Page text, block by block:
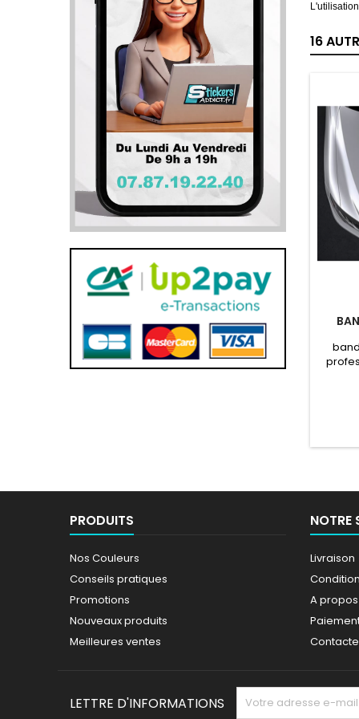
16
PRODUITS
Nos Couleurs
Conseils pratiques
Promotions
Nouveaux produits
Meilleures ventes
NOTRE
Livraison
A propos
LETTRE D'INFORMATIONS